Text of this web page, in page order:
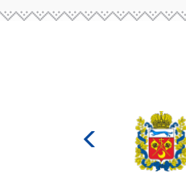
Министерство
культуры
Российской
федерации